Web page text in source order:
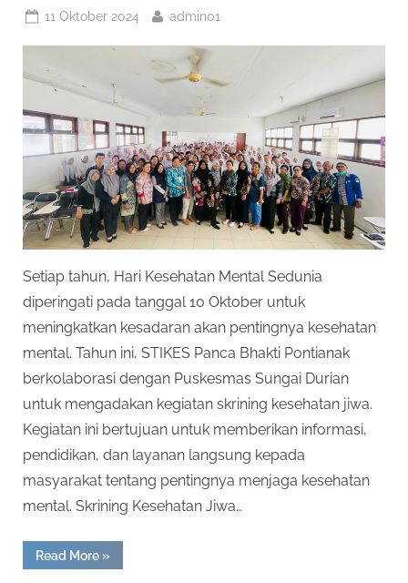
Posted
11 Oktober 2024 By
admin01
Setiap tahun, Hari Kesehatan Mental Sedunia
diperingati pada tanggal 10 Oktober untuk
meningkatkan kesadaran akan pentingnya kesehatan
mental. Tahun ini, STIKES Panca Bhakti Pontianak
berkolaborasi dengan Puskesmas Sungai Durian
untuk mengadakan kegiatan skrining kesehatan jiwa.
Kegiatan ini bertujuan untuk memberikan informasi,
pendidikan, dan layanan langsung kepada
masyarakat tentang pentingnya menjaga kesehatan
mental. Skrining Kesehatan Jiwa…
Read More“Skrining
Kesehatan
»